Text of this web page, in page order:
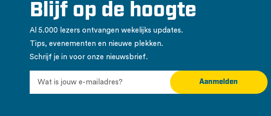
Blijf op de hoogte
Al 5.000 lezers ontvangen wekelijks updates.
Tips, evenementen en nieuwe plekken.
Schrijf je in voor onze nieuwsbrief.
Aanmelden